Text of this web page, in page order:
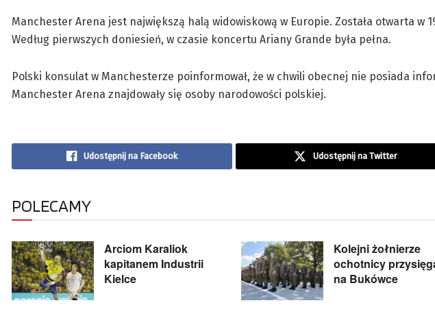
Manchester Arena jest największą halą widowiskową w Europie. Została otwarta w
Według pierwszych doniesień, w czasie koncertu Ariany Grande była pełna.
Polski konsulat w Manchesterze poinformował, że w chwili obecnej nie posiada
Manchester Arena znajdowały się osoby narodowości polskiej.
Udostępnij na Facebook Udostępnij na Twitter
POLECAMY
Arciom Karaliok
kapitanem Industrii
Kielce
Kolejni żołnierze
ochotnicy
na Bukówce